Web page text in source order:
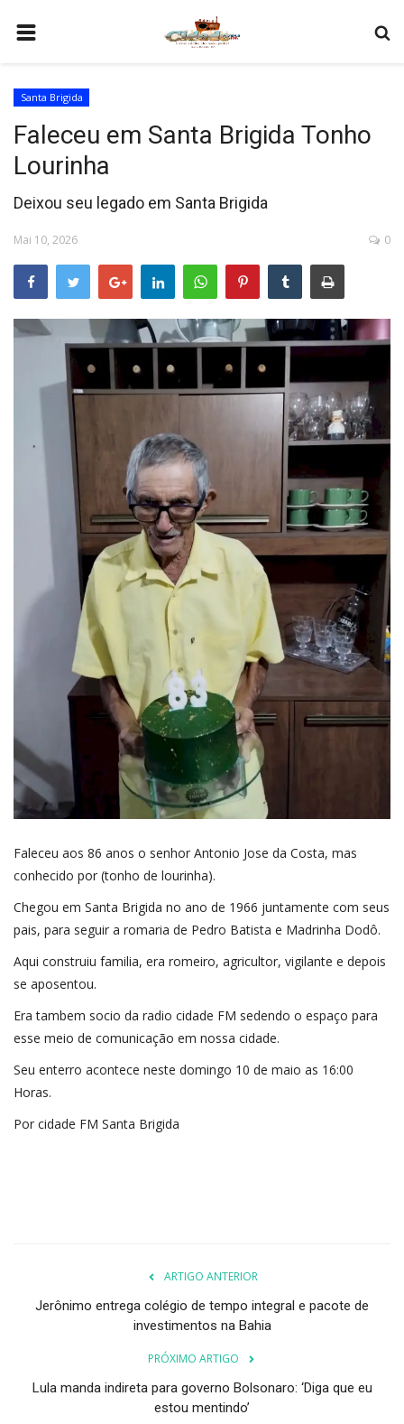
COMO SER PARCEIRO
PROGRAMAÇÃO
QUEM SOMOS
CONTATO
Santa Brigida
Faleceu em Santa Brigida Tonho
Lourinha
Deixou seu legado em Santa Brigida
Mai 10, 2026 0
Faleceu aos 86 anos o senhor Antonio Jose da Costa, mas
conhecido por (tonho de lourinha).
Chegou em Santa Brigida no ano de 1966 juntamente com seus
pais, para seguir a romaria de Pedro Batista e Madrinha Dodô.
Aqui construiu familia, era romeiro, agricultor, vigilante e depois
se aposentou.
Era tambem socio da radio cidade FM sedendo o espaço para
esse meio de comunicação em nossa cidade.
Seu enterro acontece neste domingo 10 de maio as 16:00
Horas.
Por cidade FM Santa Brigida
ARTIGO ANTERIOR
Jerônimo entrega colégio de tempo integral e pacote de
investimentos na Bahia
PRÓXIMO ARTIGO
Lula manda indireta para governo Bolsonaro: ‘Diga que eu
estou mentindo’